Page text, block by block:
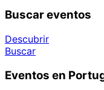
Buscar eventos
Descubrir
Buscar
Eventos en